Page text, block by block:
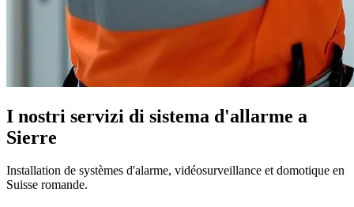
I nostri servizi di sistema d'allarme a
Sierre
Installation de systèmes d'alarme, vidéosurveillance et domotique en
Suisse romande.